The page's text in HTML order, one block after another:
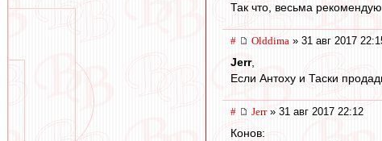
Так что, весьма
# Olddima » 31 авг 2017
Jerr,
Если Антоху и Таски
# Jerr» 31 авг 2017 22:12
Конов: